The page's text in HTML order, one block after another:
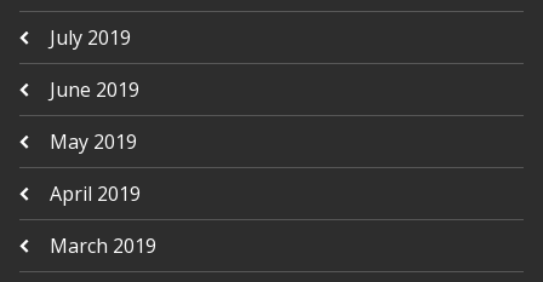
July 2019
June 2019
May 2019
April 2019
March 2019